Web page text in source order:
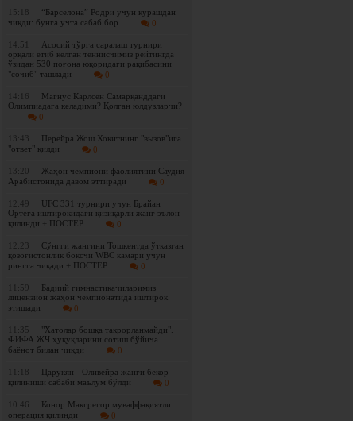
15:18
“Барселона” Родри учун курашдан
чиқди: бунга учта сабаб бор
0
14:51
Асосий тўрга саралаш турнири
орқали етиб келган теннисчимиз рейтингда
ўзидан 530 поғона юқоридаги рақибасини
"сочиб" ташлади
0
14:16
Магнус Карлсен Самарқанддаги
Олимпиадага келадими? Қолган юлдузларчи?
0
13:43
Перейра Жош Хокитнинг "вызов"ига
"ответ" қилди
0
13:20
Жаҳон чемпиони фаолиятини Саудия
Арабистонида давом эттиради
0
12:49
UFC 331 турнири учун Брайан
Ортега иштирокидаги қизиқарли жанг эълон
қилинди + ПОСТЕР
0
12:23
Сўнгги жангини Тошкентда ўтказган
қозоғистонлик боксчи WBC камари учун
рингга чиқади + ПОСТЕР
0
11:59
Бадиий гимнастикачиларимиз
лицензион жаҳон чемпионатида иштирок
этишади
0
11:35
"Хатолар бошқа такрорланмайди".
ФИФА ЖЧ ҳуқуқларини сотиш бўйича
баёнот билан чиқди
0
11:18
Царукян - Оливейра жанги бекор
қилиниши сабаби маълум бўлди
0
10:46
Конор Макгрегор муваффақиятли
операция қилинди
0